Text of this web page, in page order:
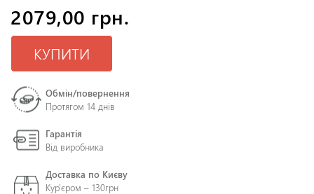
2079,00 грн.
КУПИТИ
Обмін/повернення
Протягом 14 днів
Гарантія
Від виробника
Доставка по Києву
Кур'єром – 130грн